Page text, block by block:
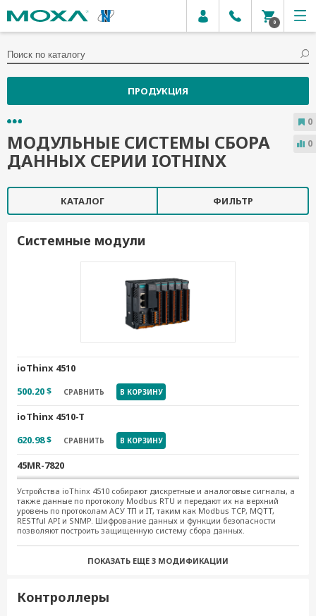
0
ПРОДУКЦИЯ
МОДУЛЬНЫЕ СИСТЕМЫ СБОРА
ДАННЫХ СЕРИИ IOTHINX
КАТАЛОГ ФИЛЬТР
Системные модули
ioThinx 4510
500.20 $
СРАВНИТЬ В КОРЗИНУ
ioThinx 4510-T
620.98 $
СРАВНИТЬ В КОРЗИНУ
45MR-7820
143.35 $
СРАВНИТЬ В КОРЗИНУ
45MR-7820-T
179.34 $
СРАВНИТЬ В КОРЗИНУ
Устройства ioThinx 4510 собирают дискретные и аналоговые сигналы, а
также данные по протоколу Modbus RTU и передают их на верхний
уровень по протоколам АСУ ТП и IT, таким как Modbus TCP, MQTT,
RESTful API и SNMP. Шифрование данных и функции безопасности
позволяют построить защищенную систему сбора данных.
ПОКАЗАТЬ ЕЩЕ 3 МОДИФИКАЦИИ
Контроллеры
0
0